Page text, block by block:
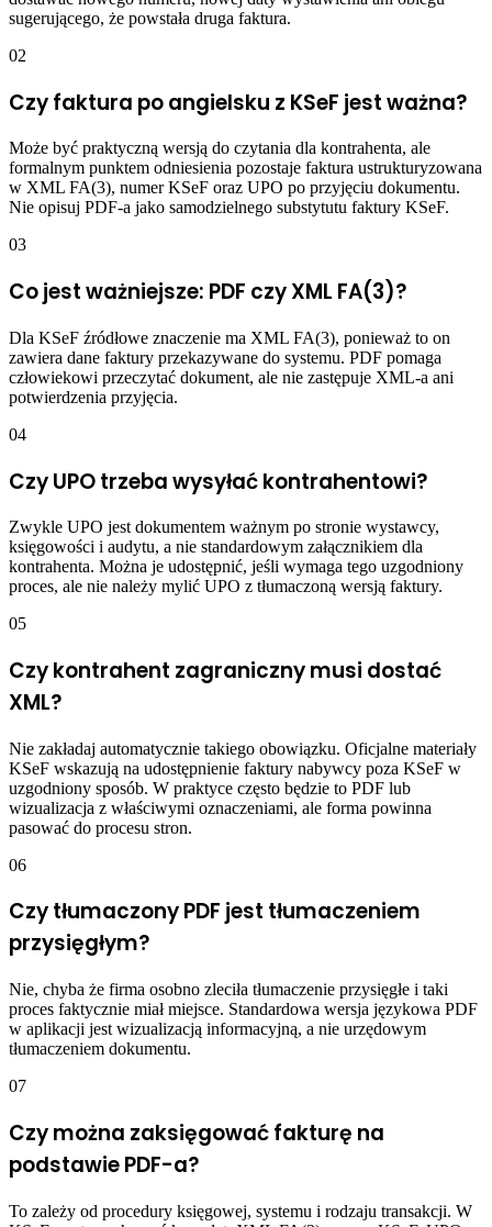
sugerującego, że powstała druga faktura.
02
Czy faktura po angielsku z KSeF jest ważna?
Może być praktyczną wersją do czytania dla kontrahenta, ale
formalnym punktem odniesienia pozostaje faktura ustrukturyzowana
w XML FA(3), numer KSeF oraz UPO po przyjęciu dokumentu.
Nie opisuj PDF-a jako samodzielnego substytutu faktury KSeF.
03
Co jest ważniejsze: PDF czy XML FA(3)?
Dla KSeF źródłowe znaczenie ma XML FA(3), ponieważ to on
zawiera dane faktury przekazywane do systemu. PDF pomaga
człowiekowi przeczytać dokument, ale nie zastępuje XML-a ani
potwierdzenia przyjęcia.
04
Czy UPO trzeba wysyłać kontrahentowi?
Zwykle UPO jest dokumentem ważnym po stronie wystawcy,
księgowości i audytu, a nie standardowym załącznikiem dla
kontrahenta. Można je udostępnić, jeśli wymaga tego uzgodniony
proces, ale nie należy mylić UPO z tłumaczoną wersją faktury.
05
Czy kontrahent zagraniczny musi dostać
XML?
Nie zakładaj automatycznie takiego obowiązku. Oficjalne materiały
KSeF wskazują na udostępnienie faktury nabywcy poza KSeF w
uzgodniony sposób. W praktyce często będzie to PDF lub
wizualizacja z właściwymi oznaczeniami, ale forma powinna
pasować do procesu stron.
06
Czy tłumaczony PDF jest tłumaczeniem
przysięgłym?
Nie, chyba że firma osobno zleciła tłumaczenie przysięgłe i taki
proces faktycznie miał miejsce. Standardowa wersja językowa PDF
w aplikacji jest wizualizacją informacyjną, a nie urzędowym
tłumaczeniem dokumentu.
07
Czy można zaksięgować fakturę na
podstawie PDF-a?
To zależy od procedury księgowej, systemu i rodzaju transakcji. W